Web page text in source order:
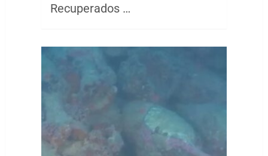
Recuperados …